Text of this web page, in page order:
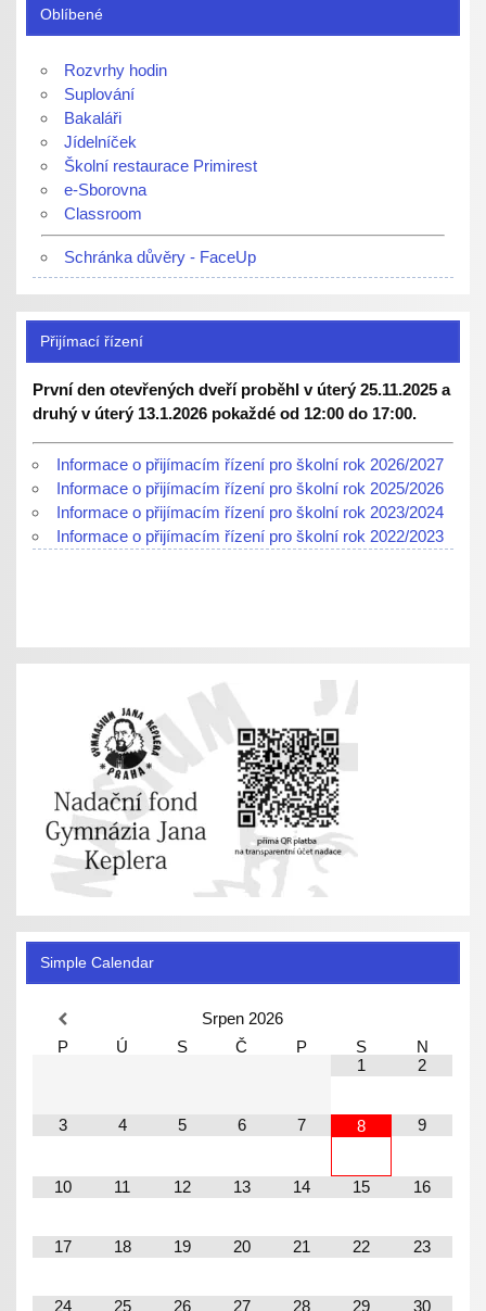
Oblíbené
Rozvrhy hodin
Suplování
Bakaláři
Jídelníček
Školní restaurace Primirest
e-Sborovna
Classroom
Schránka důvěry - FaceUp
Přijímací řízení
První den otevřených dveří proběhl v úterý 25.11.2025 a
druhý v úterý 13.1.2026 pokaždé od 12:00 do 17:00.
Informace o přijímacím řízení pro školní rok 2026/2027
Informace o přijímacím řízení pro školní rok 2025/2026
Informace o přijímacím řízení pro školní rok 2023/2024
Informace o přijímacím řízení pro školní rok 2022/2023
Simple Calendar
Srpen 2026
P
Ú S Č P S
N
1
2
3 4 5 6 7 8 9
10 11 12 13 14 15 16
17 18 19 20 21 22 23
24 25 26 27 28 29 30